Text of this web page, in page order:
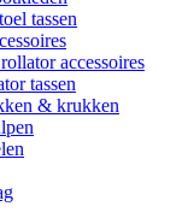
tassen
accessoires
tassen
& krukken